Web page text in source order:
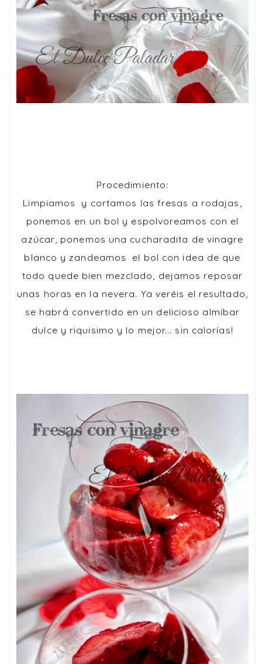
Procedimiento:
Limpiamos y cortamos las fresas a rodajas,
ponemos en un bol y espolvoreamos con el
azúcar, ponemos una cucharadita de vinagre
blanco y zandeamos el bol con idea de que
todo quede bien mezclado, dejamos reposar
unas horas en la nevera. Ya veréis el resultado,
se habrá convertido en un delicioso almíbar
dulce y riquisimo y lo mejor... sin calorías!